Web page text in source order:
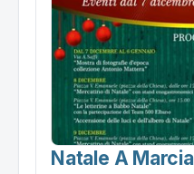
Natale A